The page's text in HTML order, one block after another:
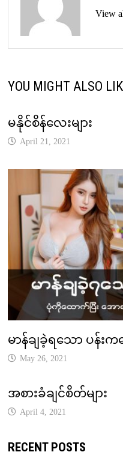
View
YOU MIGHT ALSO
မနိုင်စိန်လေးများ
April 21, 2021
မာန်ချခဲ့ရသော ပန်းက
May 26, 2021
အစားခံချင်စိတ်များ
April 4, 2021
RECENT POSTS